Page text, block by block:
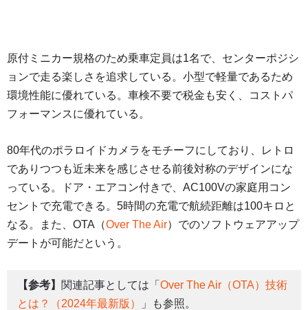
原付ミニカー規格のため乗車定員は1名で、センターポジシ
ョンで走る楽しさを追求している。小型で軽量であるため
環境性能に優れている。車検不要で税金も安く、コストパ
フォーマンスに優れている。
80年代のポラロイドカメラをモチーフにしており、レトロ
でありつつも近未来を感じさせる前後対称のデザインにな
っている。ドア・エアコン付きで、AC100Vの家庭用コン
セントで充電できる。5時間の充電で航続距離は100キロと
なる。また、OTA（Over The Air）でのソフトウェアアップ
デートが可能だという。
【参考】 関連記事としては「 Over The Air（OTA）技術
とは？（2024年最新版）
」も参照。